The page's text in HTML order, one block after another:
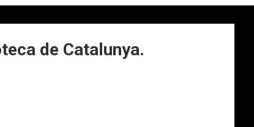
de Catalunya.